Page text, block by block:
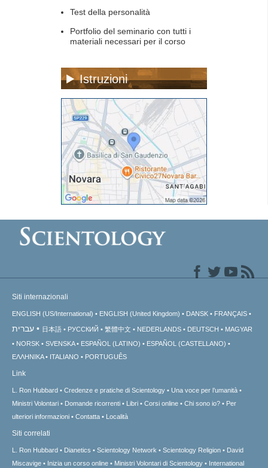
Test della personalità
Portfolio del seminario con tutti i
materiali necessari per il corso
Istruzioni
Siti internazionali
ENGLISH (US/International) ENGLISH (United Kingdom) DANSK FRANÇAIS
עברית 日本語 РУССКИЙ 繁體中文 NEDERLANDS DEUTSCH
MAGYAR
NORSK
SVENSKA ESPAÑOL (LATINO)
ESPAÑOL (CASTELLANO)
ΕΛΛΗΝΙΚA
ITALIANO PORTUGUÊS
Link
L. Ron Hubbard Credenze e pratiche di Scientology
Una voce per l’umanità
Ministri Volontari
Domande ricorrenti Libri Corsi online Chi sono io?
Per
ulteriori informazioni
Contatta Località
Siti correlati
L. Ron Hubbard Dianetics Scientology Network Scientology Religion
David
Miscavige
Inizia un corso online Ministri Volontari di Scientology International